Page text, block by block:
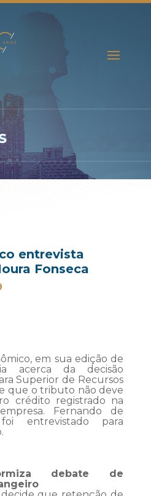
entrevista
Fonseca
em sua edição de
acerca da decisão
Superior de Recursos
que o tributo não deve
crédito registrado na
Fernando de
entrevistado para
debate de